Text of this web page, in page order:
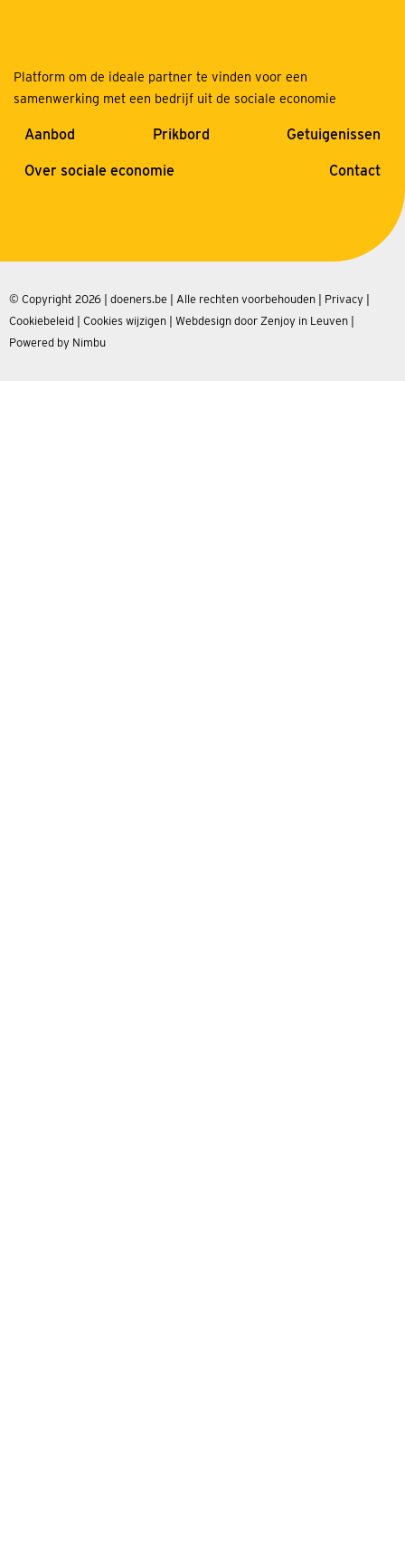
Platform om de ideale partner te vinden voor een
samenwerking met een bedrijf uit de sociale economie
Aanbod Prikbord Getuigenissen
Over sociale economie Contact
© Copyright 2026 | doeners.be | Alle rechten voorbehouden | Privacy
Cookiebeleid
Cookies wijzigen Webdesign door Zenjoy in Leuven
Powered by Nimbu